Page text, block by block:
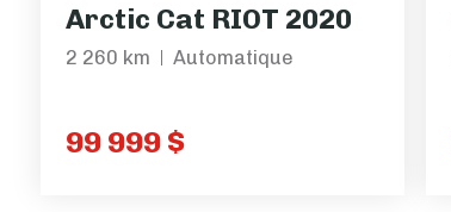
Arctic Cat RIOT 2020
2 260 km Automatique
99 999 $